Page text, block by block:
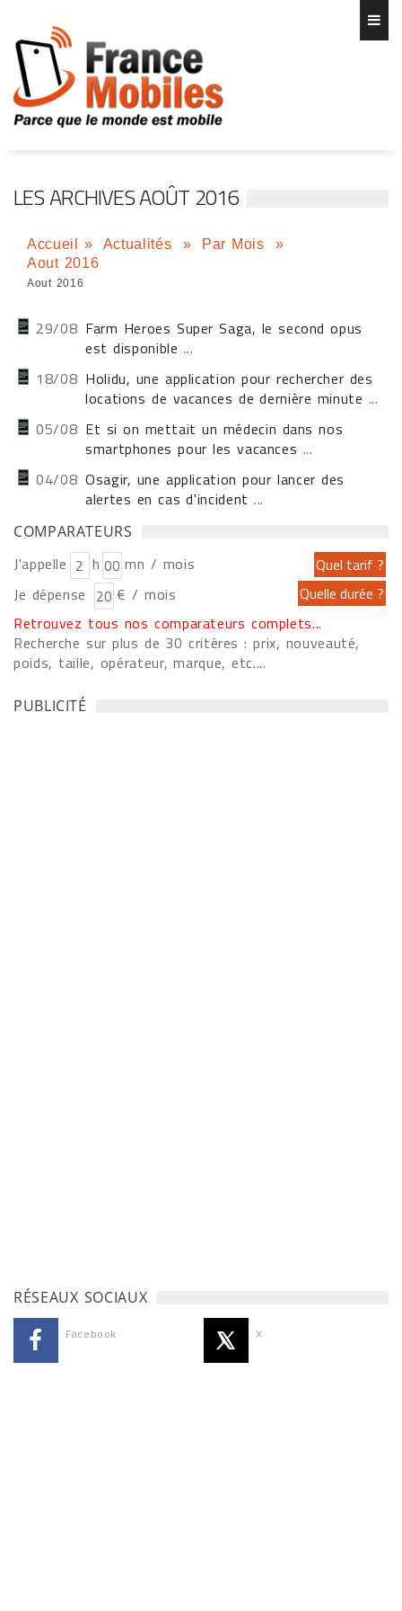
LES ARCHIVES AOÛT 2016
Accueil » Actualités » Par Mois
»
Aout 2016
Aout 2016
29/08 Farm Heroes Super Saga, le second opus
est disponible ...
18/08 Holidu, une application pour rechercher des
locations de vacances de dernière minute ...
05/08 Et si on mettait un médecin dans nos
smartphones pour les vacances ...
04/08 Osagir, une application pour lancer des
alertes en cas d'incident ...
COMPARATEURS
J'appelle h
mn / mois
Je dépense
€ / mois
Retrouvez tous nos comparateurs complets...
Recherche sur plus de 30 critères : prix, nouveauté,
poids, taille, opérateur, marque, etc....
PUBLICITÉ
RÉSEAUX SOCIAUX
Facebook X